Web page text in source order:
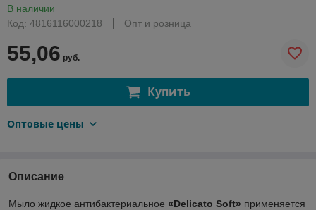
В наличии
Код: 4816116000218
Опт и розница
55,06 руб.
Купить
Оптовые цены
Описание
Мыло жидкое антибактериальное «Delicatо Soft» применяется